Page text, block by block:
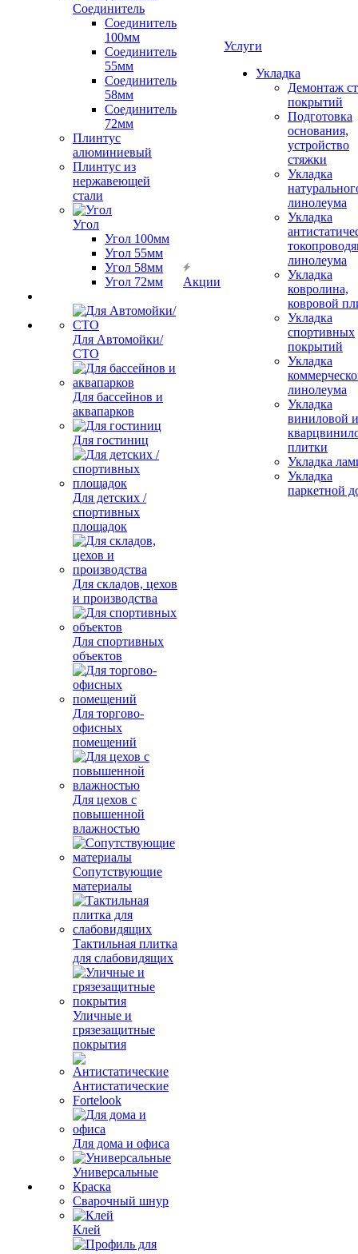
Соединитель
Соединитель
100мм
Соединитель
55мм
Соединитель
58мм
Соединитель
72мм
Плинтус
алюминиевый
Плинтус из
нержавеющей
стали
Угол
Угол 100мм
Угол 55мм
Угол 58мм
Угол 72мм
Для Автомойки/
СТО
Для бассейнов и
аквапарков
Для гостиниц
Для детских /
спортивных
площадок
Для складов, цехов
и производства
Для спортивных
объектов
Для торгово-
офисных
помещений
Для цехов с
повышенной
влажностью
Сопутствующие
материалы
Тактильная плитка
для слабовидящих
Уличные и
грязезащитные
покрытия
Антистатические
Fortelook
Для дома и офиса
Универсальные
Краска
Сварочный шнур
Клей
Акции
Услуги
Укладка
Демонтаж
покрытий
Подготовка
основания,
устройство
стяжки
Укладка
линолеума
Укладка
линолеума
Укладка
ковролина,
ковровой
Укладка
спортивных
покрытий
Укладка
линолеума
Укладка
виниловой и
плитки
Укладка
Укладка
паркетной